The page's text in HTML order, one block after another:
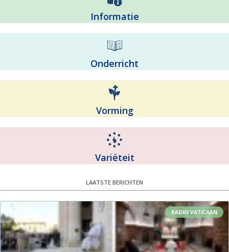
Informatie
Onderricht
Vorming
Variëteit
LAATSTE BERICHTEN
RADIO VATICAAN